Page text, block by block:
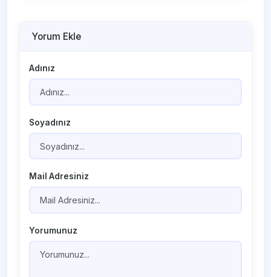
Yorum Ekle
Adınız
Soyadınız
Mail Adresiniz
Yorumunuz